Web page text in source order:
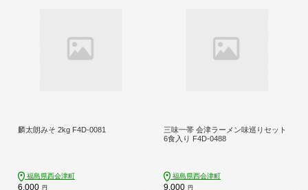
麟太朗みそ 2kg F4D-0081
福島県西会津町
6,000 円
三味一帯 会津ラーメン味巡りセット
6食入り F4D-0488
福島県西会津町
9,000 円